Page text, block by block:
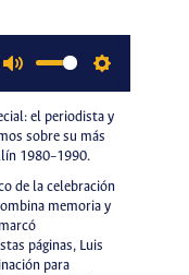
el periodista y
sobre su más
1980–1990.
de la celebración
memoria y
páginas, Luis
para